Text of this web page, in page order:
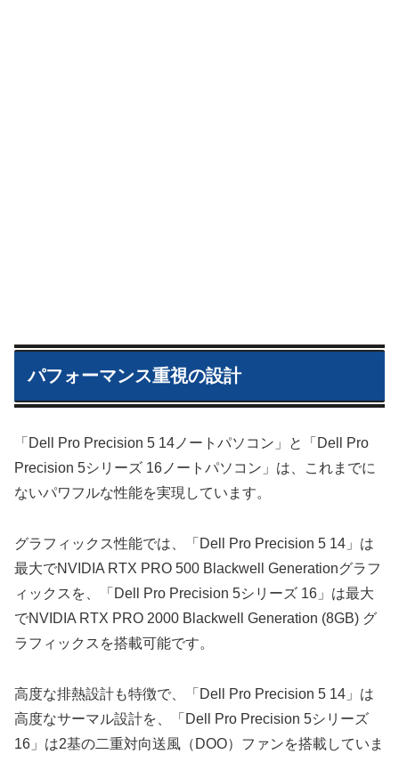
パフォーマンス重視の設計
「Dell Pro Precision 5 14ノートパソコン」と「Dell Pro
Precision 5シリーズ 16ノートパソコン」は、これまでに
ないパワフルな性能を実現しています。
グラフィックス性能では、「Dell Pro Precision 5 14」は
最大でNVIDIA RTX PRO 500 Blackwell Generationグラフ
ィックスを、「Dell Pro Precision 5シリーズ 16」は最大
でNVIDIA RTX PRO 2000 Blackwell Generation (8GB) グ
ラフィックスを搭載可能です。
高度な排熱設計も特徴で、「Dell Pro Precision 5 14」は
高度なサーマル設計を、「Dell Pro Precision 5シリーズ
16」は2基の二重対向送風（DOO）ファンを搭載していま